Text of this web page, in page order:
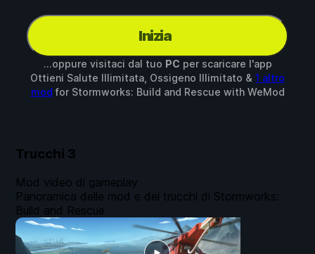
Inizia
...oppure visitaci dal tuo PC per scaricare l'app
Ottieni Salute Illimitata, Ossigeno Illimitato & 1 altro
mod for Stormworks: Build and Rescue with WeMod
Trucchi 3
Mod video di gameplay
Panoramica delle mod e dei trucchi di Stormworks:
Build and Rescue